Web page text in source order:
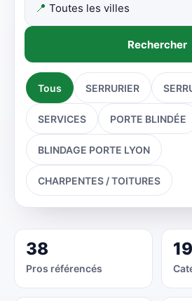
📍
Rechercher
Tous SERRURIER
SERVICES PORTE BLINDÉE
BLINDAGE PORTE LYON
CHARPENTES / TOITURES
38
Pros référencés
19